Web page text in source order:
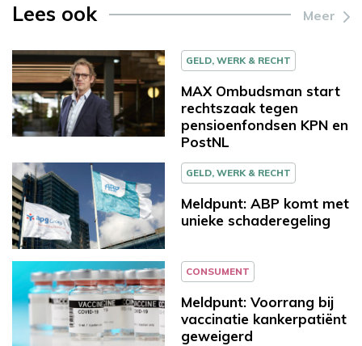
Lees ook Meer
GELD, WERK & RECHT
MAX Ombudsman start
rechtszaak tegen
pensioenfondsen KPN en
PostNL
GELD, WERK & RECHT
Meldpunt: ABP komt met
unieke schaderegeling
CONSUMENT
Meldpunt: Voorrang bij
vaccinatie kankerpatiënt
geweigerd